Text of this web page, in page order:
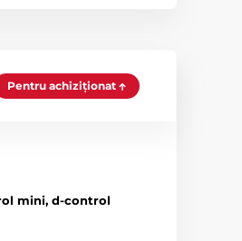
Pentru achiziționat
mini, d-control